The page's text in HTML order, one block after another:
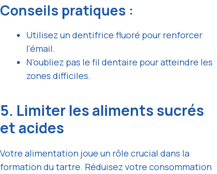
Conseils pratiques :
Utilisez un dentifrice fluoré pour renforcer
l’émail.
N’oubliez pas le fil dentaire pour atteindre les
zones difficiles.
5. Limiter les aliments sucrés
et acides
Votre alimentation joue un rôle crucial dans la
formation du tartre. Réduisez votre consommation